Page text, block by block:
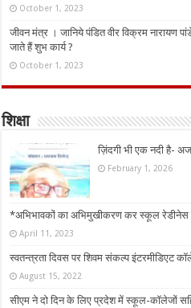
October 1, 2023
जीवन मंत्र । जानिये पंडित वीर विक्रम नारायण
जाते हैं शुभ कार्य ?
October 1, 2023
शिक्षा
ज़िंदगी भी एक नदी है-
February 1, 2026
*अभिभावकों का अभिमुखीकरण कर स्कूल
April 11, 2023
स्वतन्त्रता दिवस पर शिवम संकल्प इंटरमीडिएट
August 15, 2022
सीएम ने दो दिन के लिए प्रदेश में स्कूल-कॉलेजों